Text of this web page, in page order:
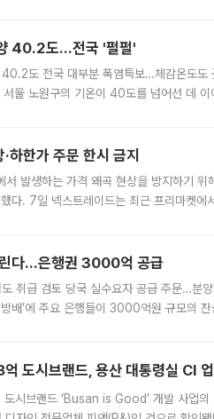
40.2도…전국 '펄펄'
도 전국 대부분 폭염특보…체감온도도
울 노원구의 기온이 40도를 넘어선 데 이
하한가 주문 한시 금지
발생하는 가격 왜곡 현상을 방지하기 위
다. 7일 넥스트레이드는 최근 프리마켓에
다…은행권 3000억 공급
취급 검토 당국 실수요자 공급 주문…분
배’에 주요 은행들이 3000억원 규모의
시브랜드, 용산 대통령실 CI 업
시브랜드 ‘Busan is Good’ 개발 사업의